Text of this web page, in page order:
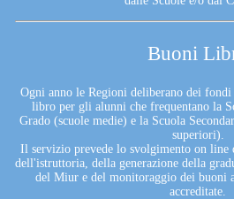
Buoni
Ogni anno le Regioni deliberano dei fondi
libro per gli alunni che frequentano la
Grado (scuole medie) e la Scuola
superiori).
Il servizio prevede lo svolgimento on line
dell'istruttoria, della generazione della
del Miur e del monitoraggio dei buoni
accreditate.